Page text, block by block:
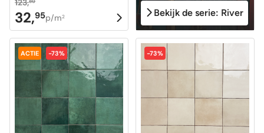
123,80
Oorspronkelijke
prijs
was:
123,80.
32,95
Huidige
prijs
is:
32,95.
p/m2 Bekijk de serie: River
ACTIE -73% -73%